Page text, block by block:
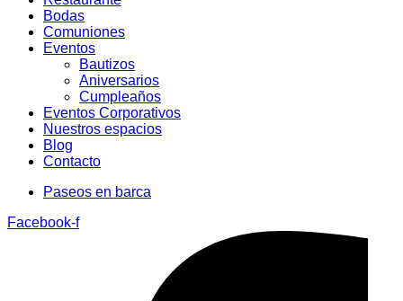
Bodas
Comuniones
Eventos
Bautizos
Aniversarios
Cumpleaños
Eventos Corporativos
Nuestros espacios
Blog
Contacto
Paseos en barca
Facebook-f